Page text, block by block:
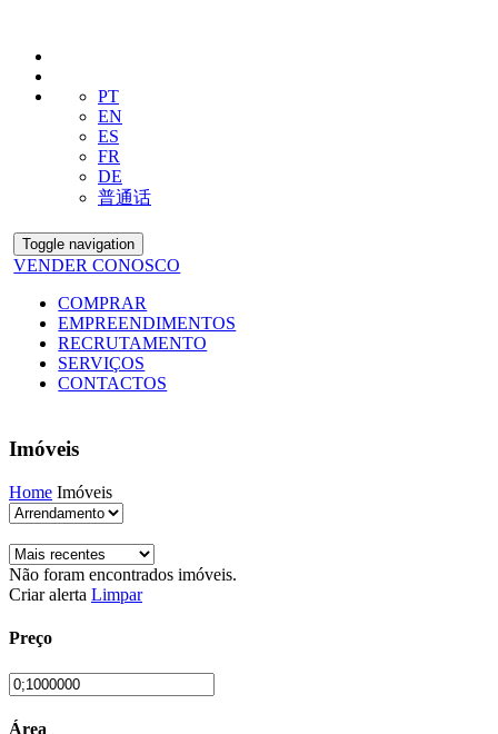
PT
EN
ES
FR
DE
普通话
Toggle navigation
VENDER CONOSCO
COMPRAR
EMPREENDIMENTOS
RECRUTAMENTO
SERVIÇOS
CONTACTOS
Imóveis
Home Imóveis
Não foram encontrados imóveis.
Criar alerta Limpar
Preço
Área